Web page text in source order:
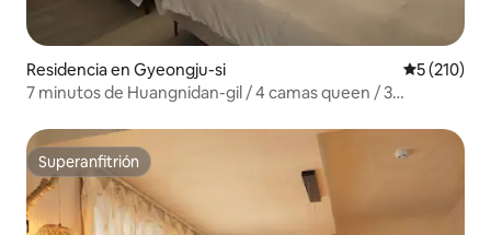
Residencia en Gyeongju-si
5 (210)
7 minutos de Huangnidan-gil / 4 camas queen / 3
Donggunggwaolji / 8 personas / Kelly California Beach / 1
piso / estacionamiento gratuito /
Superanfitrión
Superanfitrión